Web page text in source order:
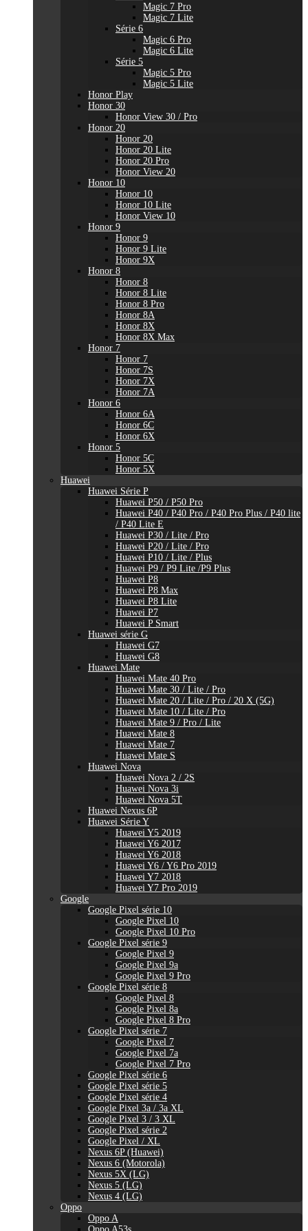
Magic 7 Pro
Magic 7 Lite
Série 6
Magic 6 Pro
Magic 6 Lite
Série 5
Magic 5 Pro
Magic 5 Lite
Honor Play
Honor 30
Honor View 30 / Pro
Honor 20
Honor 20
Honor 20 Lite
Honor 20 Pro
Honor View 20
Honor 10
Honor 10
Honor 10 Lite
Honor View 10
Honor 9
Honor 9
Honor 9 Lite
Honor 9X
Honor 8
Honor 8
Honor 8 Lite
Honor 8 Pro
Honor 8A
Honor 8X
Honor 8X Max
Honor 7
Honor 7
Honor 7S
Honor 7X
Honor 7A
Honor 6
Honor 6A
Honor 6C
Honor 6X
Honor 5
Honor 5C
Honor 5X
Huawei
Huawei Série P
Huawei P50 / P50 Pro
Huawei P40 / P40 Pro / P40 Pro Plus / P40 lite
/ P40 Lite E
Huawei P30 / Lite / Pro
Huawei P20 / Lite / Pro
Huawei P10 / Lite / Plus
Huawei P9 / P9 Lite /P9 Plus
Huawei P8
Huawei P8 Max
Huawei P8 Lite
Huawei P7
Huawei P Smart
Huawei série G
Huawei G7
Huawei G8
Huawei Mate
Huawei Mate 40 Pro
Huawei Mate 30 / Lite / Pro
Huawei Mate 20 / Lite / Pro / 20 X (5G)
Huawei Mate 10 / Lite / Pro
Huawei Mate 9 / Pro / Lite
Huawei Mate 8
Huawei Mate 7
Huawei Mate S
Huawei Nova
Huawei Nova 2 / 2S
Huawei Nova 3i
Huawei Nova 5T
Huawei Nexus 6P
Huawei Série Y
Huawei Y5 2019
Huawei Y6 2017
Huawei Y6 2018
Huawei Y6 / Y6 Pro 2019
Huawei Y7 2018
Huawei Y7 Pro 2019
Google
Google Pixel série 10
Google Pixel 10
Google Pixel 10 Pro
Google Pixel série 9
Google Pixel 9
Google Pixel 9a
Google Pixel 9 Pro
Google Pixel série 8
Google Pixel 8
Google Pixel 8a
Google Pixel 8 Pro
Google Pixel série 7
Google Pixel 7
Google Pixel 7a
Google Pixel 7 Pro
Google Pixel série 6
Google Pixel série 5
Google Pixel série 4
Google Pixel 3a / 3a XL
Google Pixel 3 / 3 XL
Google Pixel série 2
Google Pixel / XL
Nexus 6P (Huawei)
Nexus 6 (Motorola)
Nexus 5X (LG)
Nexus 5 (LG)
Nexus 4 (LG)
Oppo
Oppo A